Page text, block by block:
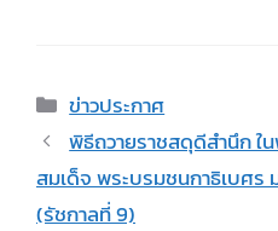
Categories
ข่าวประกาศ
พิธีถวายราชสดุดีสำนึก
สมเด็จ พระบรมชนกาธิเบศร
(รัชกาลที่ 9)